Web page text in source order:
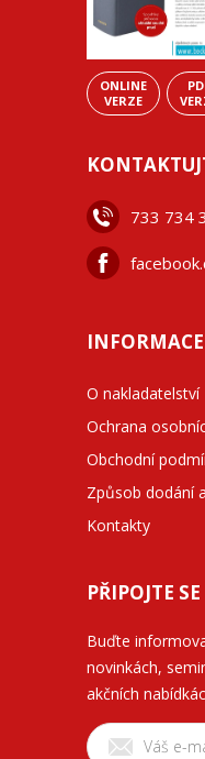
ONLINE
VERZE
733 734
INFORMACE
O nakladatelství
Ochrana
Obchodní
Způsob dodání
Kontakty
PŘIPOJTE
Buďte
novinkách,
akčních